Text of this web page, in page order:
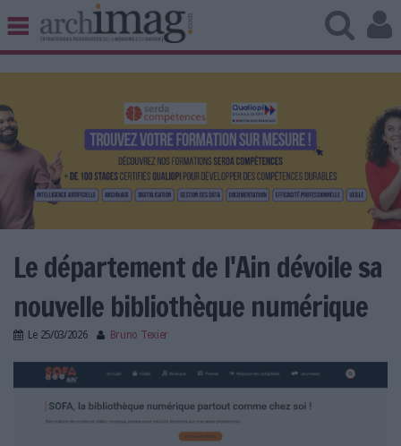
BIBLIOTHÈQUE ÉDITION
UNIVERS DATA
TRAVAIL COLLABORATIF
VIE NUMÉRIQUE
NUMÉRIQUE RESPONSABLE
LES DOSSIERS
LE MAGAZINE
LES GUIDES PRATIQUES
Le département de l'Ain dévoile sa
nouvelle bibliothèque numérique
Le 25/03/2026 Bruno Texier
sofa_bibliotheque_numerique.png